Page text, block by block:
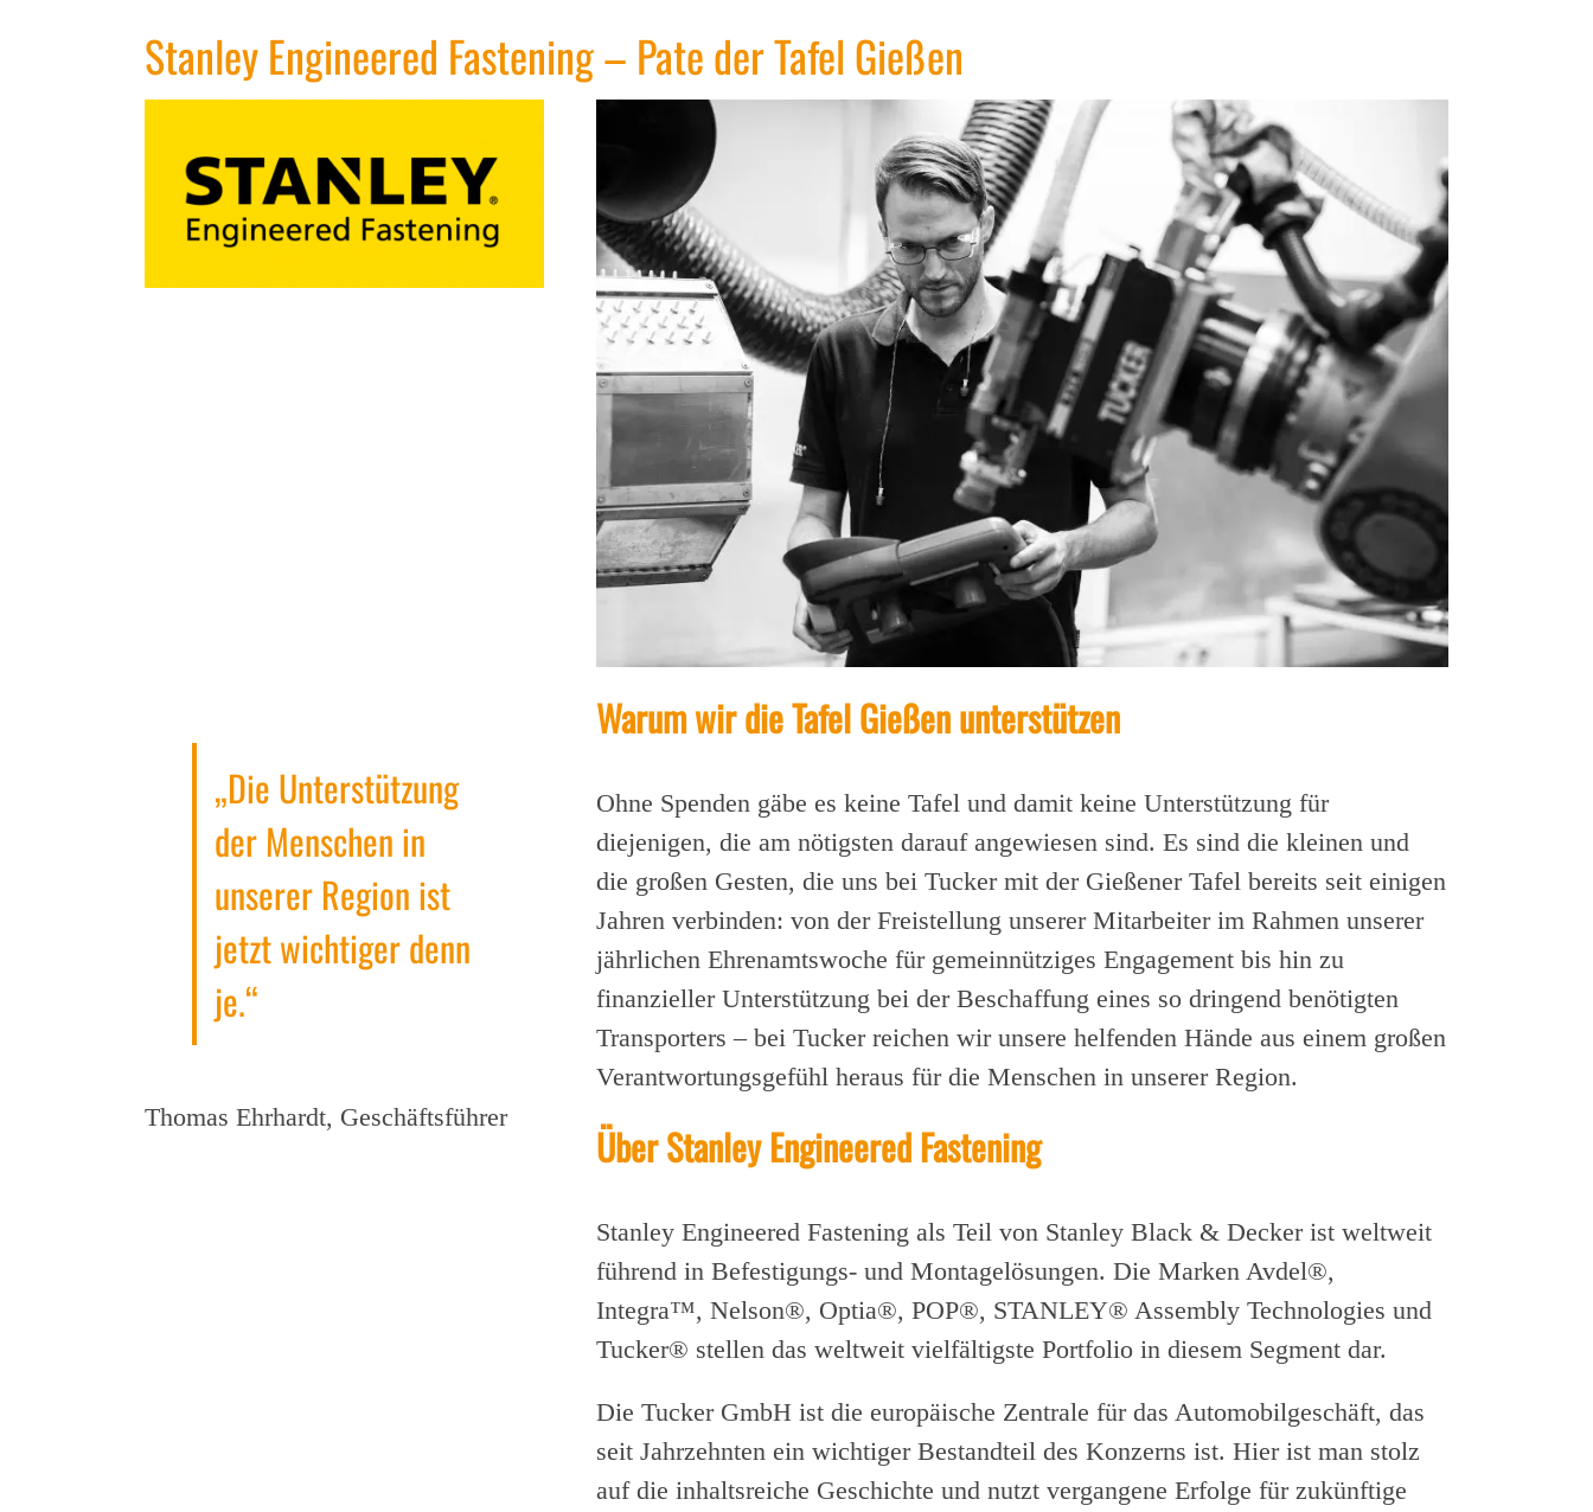
Stanley Engineered Fastening – Pate der Tafel Gießen
„Die Unterstützung
der Menschen in
unserer Region ist
jetzt wichtiger denn
je.“
Thomas Ehrhardt, Geschäftsführer
Warum wir die Tafel Gießen unterstützen
Ohne Spenden gäbe es keine Tafel und damit keine Unterstützung für
diejenigen, die am nötigsten darauf angewiesen sind. Es sind die kleinen und
die großen Gesten, die uns bei Tucker mit der Gießener Tafel bereits seit einigen
Jahren verbinden: von der Freistellung unserer Mitarbeiter im Rahmen unserer
jährlichen Ehrenamtswoche für gemeinnütziges Engagement bis hin zu
finanzieller Unterstützung bei der Beschaffung eines so dringend benötigten
Transporters – bei Tucker reichen wir unsere helfenden Hände aus einem großen
Verantwortungsgefühl heraus für die Menschen in unserer Region.
Über Stanley Engineered Fastening
Stanley Engineered Fastening als Teil von Stanley Black & Decker ist weltweit
führend in Befestigungs- und Montagelösungen. Die Marken Avdel®,
Integra™, Nelson®, Optia®, POP®, STANLEY® Assembly Technologies und
Tucker® stellen das weltweit vielfältigste Portfolio in diesem Segment dar.
Die Tucker GmbH ist die europäische Zentrale für das Automobilgeschäft, das
seit Jahrzehnten ein wichtiger Bestandteil des Konzerns ist. Hier ist man stolz
auf die inhaltsreiche Geschichte und nutzt vergangene Erfolge für zukünftige